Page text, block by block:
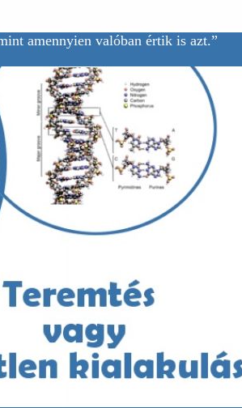
amennyien valóban értik is azt.”